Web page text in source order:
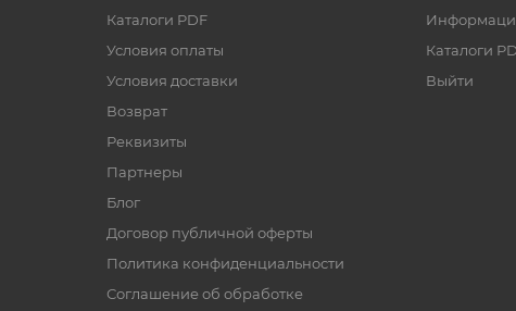
Каталоги PDF
Условия оплаты
Условия доставки
Возврат
Реквизиты
Партнеры
Блог
Договор публичной оферты
Политика конфиденциальности
Соглашение об обработке
Каталоги
Выйти